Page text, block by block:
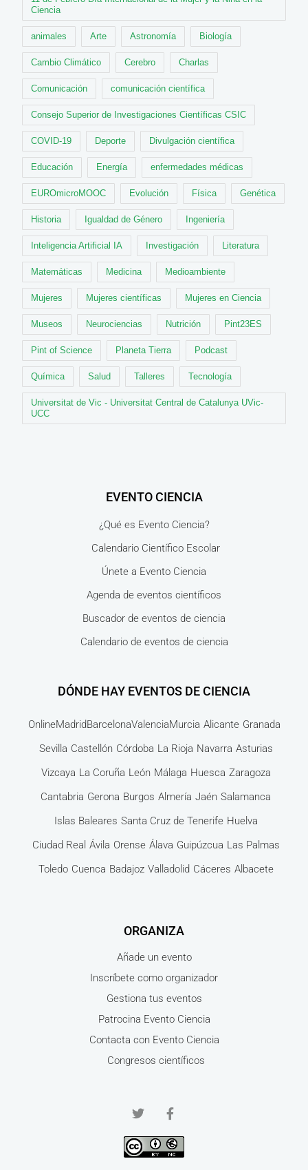
Ciencia
animales Arte Astronomía Biología
Cambio Climático Cerebro Charlas
Comunicación comunicación científica
Consejo Superior de Investigaciones Científicas CSIC
COVID-19 Deporte Divulgación científica
Educación Energía enfermedades médicas
EUROmicroMOOC Evolución Física Genética
Historia Igualdad de Género Ingeniería
Inteligencia Artificial IA Investigación Literatura
Matemáticas Medicina Medioambiente
Mujeres Mujeres científicas Mujeres en Ciencia
Museos Neurociencias Nutrición Pint23ES
Pint of Science Planeta Tierra Podcast
Química Salud Talleres Tecnología
Universitat de Vic - Universitat Central de Catalunya UVic-
UCC
EVENTO CIENCIA
¿Qué es Evento Ciencia?
Calendario Científico Escolar
Únete a Evento Ciencia
Agenda de eventos científicos
Buscador de eventos de ciencia
Calendario de eventos de ciencia
DÓNDE HAY EVENTOS DE CIENCIA
OnlineMadridBarcelonaValenciaMurcia Alicante Granada
Sevilla Castellón Córdoba La Rioja Navarra Asturias
Vizcaya La Coruña León Málaga Huesca Zaragoza
Cantabria Gerona Burgos Almería Jaén Salamanca
Islas Baleares Santa Cruz de Tenerife Huelva
Ciudad Real Ávila Orense Álava Guipúzcua Las Palmas
Toledo Cuenca Badajoz Valladolid Cáceres Albacete
ORGANIZA
Añade un evento
Inscríbete como organizador
Gestiona tus eventos
Patrocina Evento Ciencia
Contacta con Evento Ciencia
Congresos científicos